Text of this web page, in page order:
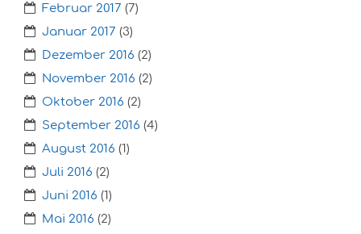
Februar 2017 (7)
Januar 2017 (3)
Dezember 2016 (2)
November 2016 (2)
Oktober 2016 (2)
September 2016 (4)
August 2016 (1)
Juli 2016 (2)
Juni 2016 (1)
Mai 2016 (2)